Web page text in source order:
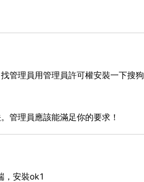
管理員用管理員許可權安裝一下搜
管理員應該能滿足你的要求！
，安裝ok1